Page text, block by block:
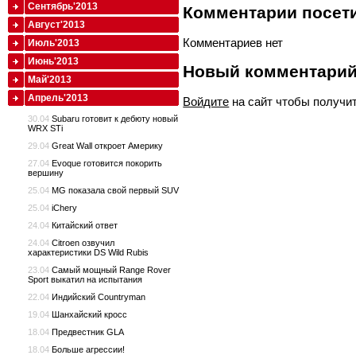
Комментарии
Комментариев нет
Новый
Войдите на сайт чтобы
Сентябрь'2013
Август'2013
Июль'2013
Июнь'2013
Май'2013
Апрель'2013
30.04 Subaru готовит к дебюту новый
WRX STi
29.04 Great Wall откроет Америку
27.04 Evoque готовится покорить
вершину
25.04 MG показала свой первый SUV
25.04 iChery
24.04 Китайский ответ
24.04 Citroen озвучил
характеристики DS Wild Rubis
23.04 Самый мощный Range Rover
Sport выкатил на испытания
22.04 Индийский Countryman
19.04 Шанхайский кросс
18.04 Предвестник GLA
18.04 Больше агрессии!